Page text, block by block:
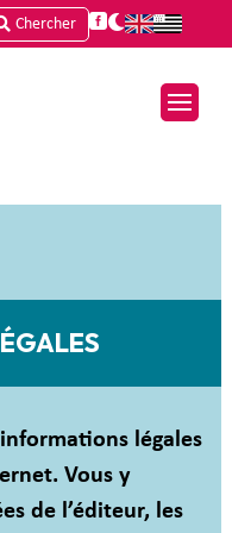
Chercher  
légales
Vous y
de l’éditeur, les